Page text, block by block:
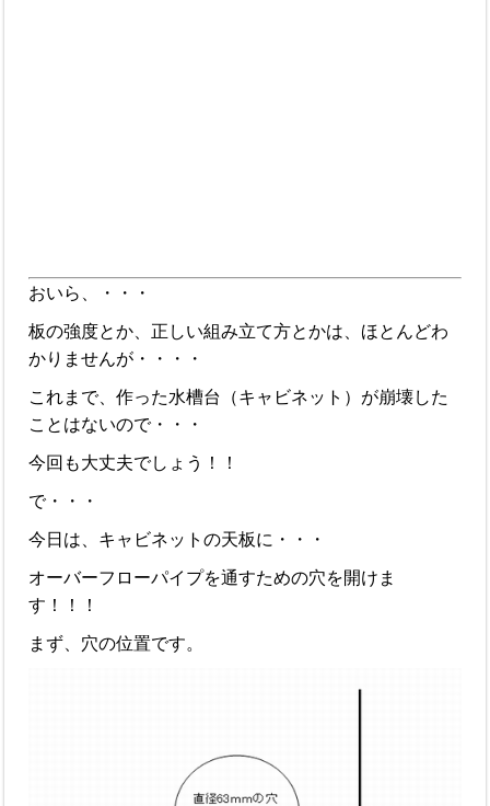
おいら、・・・
板の強度とか、正しい組み立て方とかは、ほとんどわ
かりませんが・・・・
これまで、作った水槽台（キャビネット）が崩壊した
ことはないので・・・
今回も大丈夫でしょう！！
で・・・
今日は、キャビネットの天板に・・・
オーバーフローパイプを通すための穴を開けま
す！！！
まず、穴の位置です。